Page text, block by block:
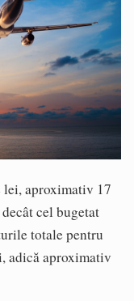
aproximativ 17
cel bugetat
totale pentru
adică aproximativ